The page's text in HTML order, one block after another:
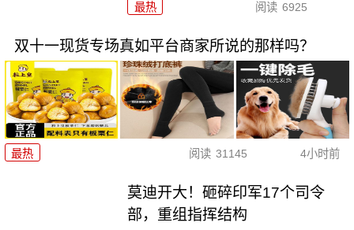
最热 阅读 6925
双十一现货专场真如平台商家所说的那样吗？
最热 阅读 31145 4小时前
莫迪开大！砸碎印军17个司令
部，重组指挥结构